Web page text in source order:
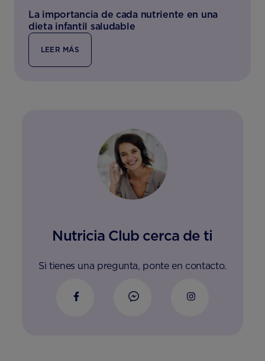
La importancia de cada nutriente en una
dieta infantil saludable
LEER MÁS
Nutricia Club cerca de ti
Si tienes una pregunta, ponte en contacto.